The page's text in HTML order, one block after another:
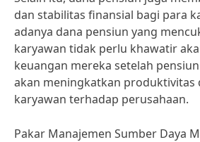
dan stabilitas finansial bagi para
adanya dana pensiun yang
karyawan tidak perlu khawatir
keuangan mereka setelah
akan meningkatkan produktivitas
karyawan terhadap perusahaan.
Pakar Manajemen Sumber Daya